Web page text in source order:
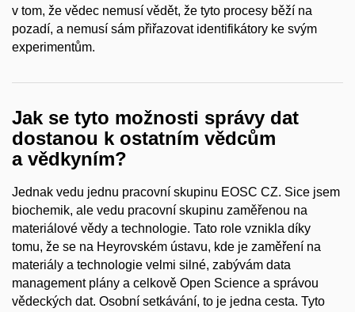
v tom, že vědec nemusí vědět, že tyto procesy běží na
pozadí, a nemusí sám přiřazovat identifikátory ke svým
experimentům.
Jak se tyto možnosti správy dat
dostanou k ostatním vědcům
a vědkyním?
Jednak vedu jednu pracovní skupinu EOSC CZ. Sice jsem
biochemik, ale vedu pracovní skupinu zaměřenou na
materiálové vědy a technologie. Tato role vznikla díky
tomu, že se na Heyrovském ústavu, kde je zaměření na
materiály a technologie velmi silné, zabývám data
management plány a celkově Open Science a správou
vědeckých dat. Osobní setkávání, to je jedna cesta. Tyto